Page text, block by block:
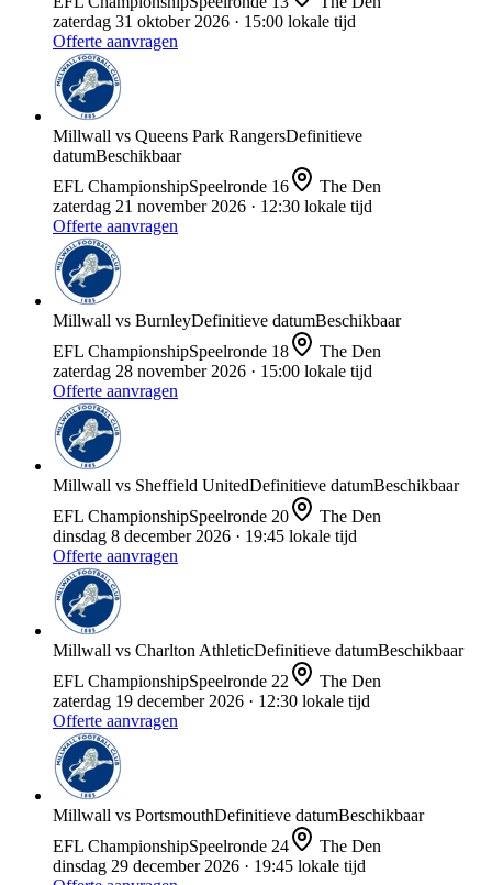
zaterdag 31 oktober 2026 · 15:00 lokale tijd
Offerte aanvragen
Millwall vs Queens Park RangersDefinitieve
datumBeschikbaar
EFL ChampionshipSpeelronde 16
The Den
zaterdag 21 november 2026 · 12:30 lokale tijd
Offerte aanvragen
Millwall vs BurnleyDefinitieve datumBeschikbaar
EFL ChampionshipSpeelronde 18
The Den
zaterdag 28 november 2026 · 15:00 lokale tijd
Offerte aanvragen
Millwall vs Sheffield UnitedDefinitieve datumBeschikbaar
EFL ChampionshipSpeelronde 20
The Den
dinsdag 8 december 2026 · 19:45 lokale tijd
Offerte aanvragen
Millwall vs Charlton AthleticDefinitieve datumBeschikbaar
EFL ChampionshipSpeelronde 22
The Den
zaterdag 19 december 2026 · 12:30 lokale tijd
Offerte aanvragen
Millwall vs PortsmouthDefinitieve datumBeschikbaar
EFL ChampionshipSpeelronde 24
The Den
dinsdag 29 december 2026 · 19:45 lokale tijd